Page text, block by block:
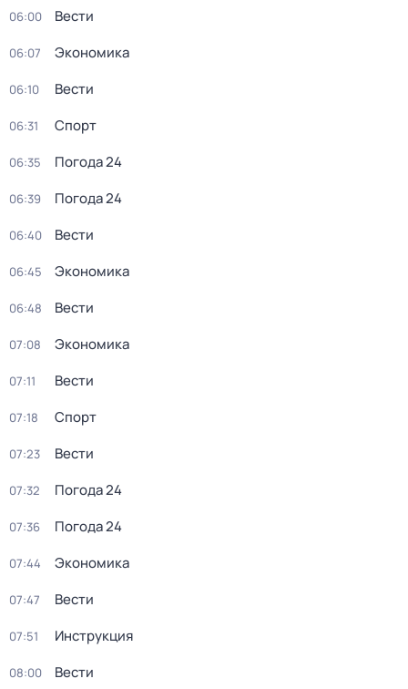
06:00 Вести
06:07 Экономика
06:10 Вести
06:31 Спорт
06:35 Погода 24
06:39 Погода 24
06:40 Вести
06:45 Экономика
06:48 Вести
07:08 Экономика
07:11 Вести
07:18 Спорт
07:23 Вести
07:32 Погода 24
07:36 Погода 24
07:44 Экономика
07:47 Вести
07:51 Инструкция
08:00 Вести